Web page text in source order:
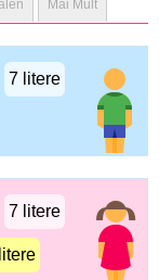
Mai Mult
7 litere
7 litere